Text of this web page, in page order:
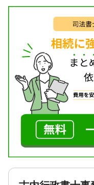
時間をかけて丁寧
ご依頼をお考えく
と相談させていた
かをご判断いただ
対応地域
神奈川県全域
対応業務
遺言書 / 遺産分割 /
手続き / 戸籍収集 /
電話相談可 / 訪問
時以降相談可 / オ